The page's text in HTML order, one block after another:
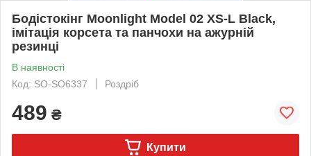
Бодістокінг Moonlight Model 02 XS-L Black,
імітація корсета та панчохи на ажурній
резинці
В наявності
Код: SO-SO6337
Роздріб
489 ₴
Купити